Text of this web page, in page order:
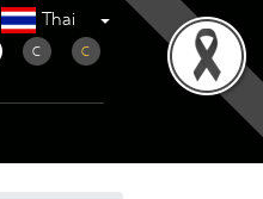
Thai
C C